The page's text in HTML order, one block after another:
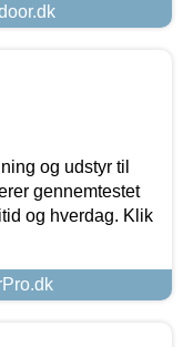
og udstyr til
gennemtestet
og hverdag. Klik